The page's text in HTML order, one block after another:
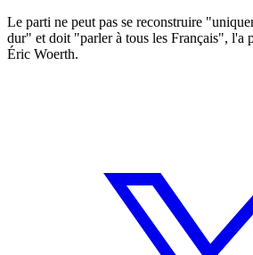
Le parti ne peut pas se reconstruire
dur" et doit "parler à tous les Français", l'a
Éric Woerth.